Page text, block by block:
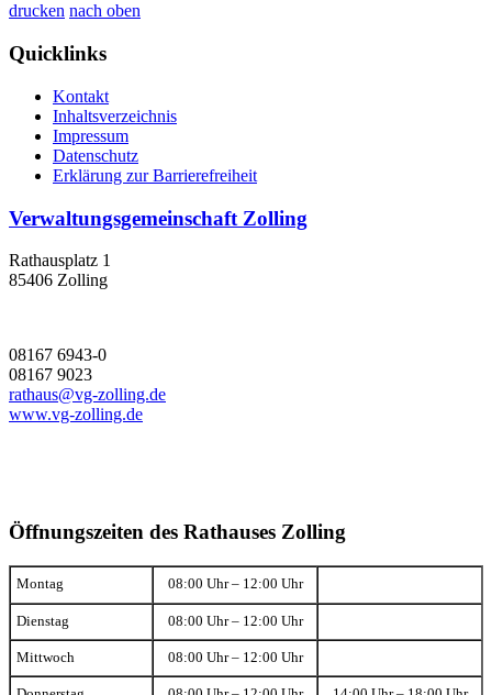
drucken nach oben
Quicklinks
Kontakt
Inhaltsverzeichnis
Impressum
Datenschutz
Erklärung zur Barrierefreiheit
Verwaltungsgemeinschaft Zolling
Rathausplatz 1
85406 Zolling
08167 6943-0
08167 9023
rathaus@vg-zolling.de
www.vg-zolling.de
Öffnungszeiten des Rathauses Zolling
Montag 08:00 Uhr – 12:00 Uhr
Dienstag 08:00 Uhr – 12:00 Uhr
Mittwoch 08:00 Uhr – 12:00 Uhr